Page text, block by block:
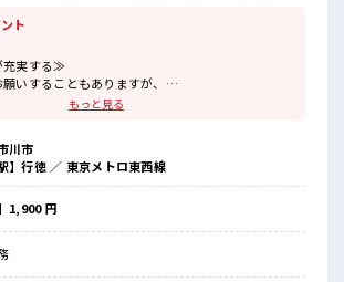
ト
充実する≫
いすることもありますが、
一緒にプライベート満喫！
きる≫
レンジするのは不安だけど、
整っています！
ステップUP目指していきましょう！
提案≫
相談できる、
もっと見る
川市
】行徳 ／ 東京メトロ東西線
1,900 円